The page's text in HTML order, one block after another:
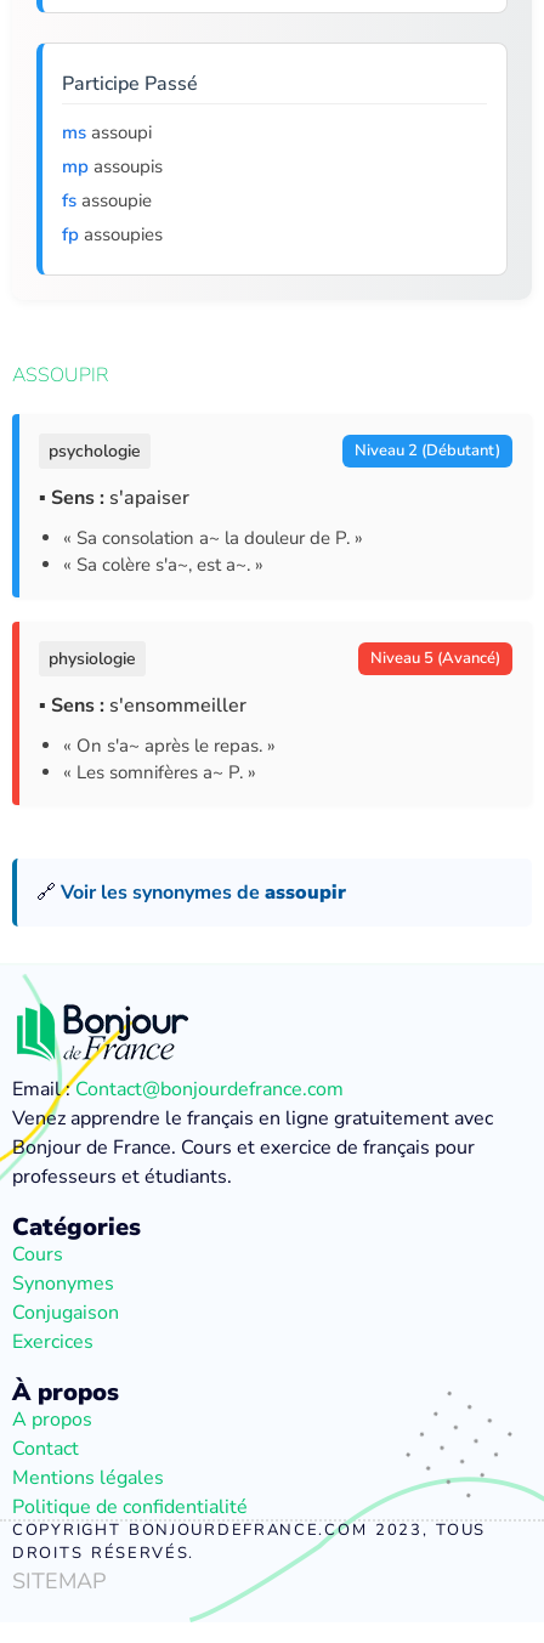
Participe Passé
ms assoupi
mp assoupis
fs assoupie
fp assoupies
ASSOUPIR
psychologie Niveau 2 (Débutant)
▪ Sens : s'apaiser
« Sa consolation a~ la douleur de P. »
« Sa colère s'a~, est a~. »
physiologie Niveau 5 (Avancé)
▪ Sens : s'ensommeiller
« On s'a~ après le repas. »
« Les somnifères a~ P. »
🔗 Voir les synonymes de assoupir
Email :Contact@bonjourdefrance.com
Venez apprendre le français en ligne gratuitement avec
Bonjour de France. Cours et exercice de français pour
professeurs et étudiants.
Catégories
Cours
Synonymes
Conjugaison
Exercices
À propos
A propos
Contact
Mentions légales
Politique de confidentialité
COPYRIGHT BONJOURDEFRANCE.COM 2023, TOUS
DROITS RÉSERVÉS.
SITEMAP